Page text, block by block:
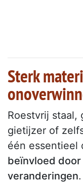
Sterk
Roestvrij staal,
gietijzer of
één essentieel
beïnvloed
veranderingen